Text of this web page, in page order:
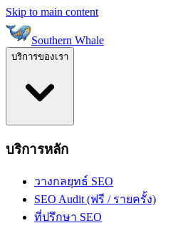
Skip to main content
Southern Whale
บริการของเรา
บริการหลัก
วางกลยุทธ์ SEO
SEO Audit (ฟรี / รายครั้ง)
ที่ปรึกษา SEO